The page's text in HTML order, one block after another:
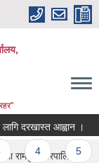
दरखास्त आह्वान ।
4 5
रामपुर नगरपालिकाको